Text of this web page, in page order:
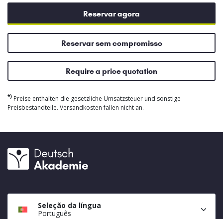
Reservar agora
Reservar sem compromisso
Require a price quotation
*) Preise enthalten die gesetzliche Umsatzsteuer und sonstige
Preisbestandteile. Versandkosten fallen nicht an.
Seleção da língua
Português